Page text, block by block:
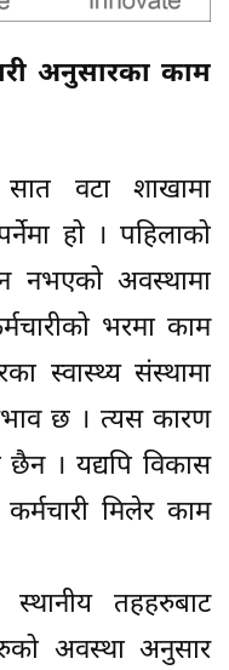
अनुसारका काम
सात वटा शाखामा
हो । पहिलाको
नभएको अवस्थामा
भरमा काम
स्वास्थ्य संस्थामा
छ । त्यस कारण
। यद्यपि विकास
मिलेर काम
तहहरुबाट
अवस्था अनुसार